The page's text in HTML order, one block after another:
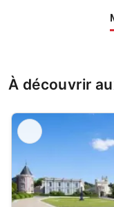
À découvrir